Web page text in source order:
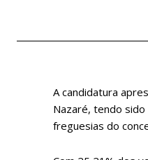
A candidatura
Nazaré, tendo
freguesias do